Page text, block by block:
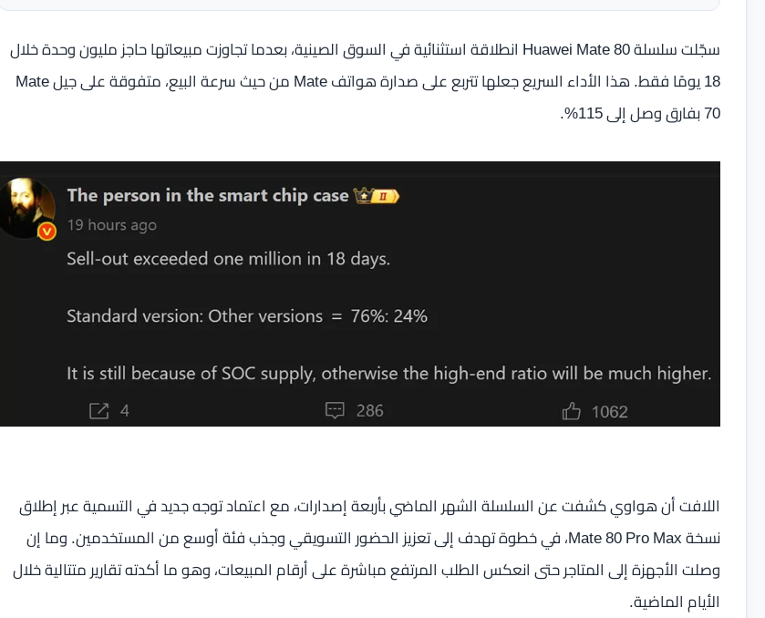
سجّلت سلسلة Huawei Mate 80 انطلاقة استثنائية في السوق الصينية، بعدما تجاوزت مبيعاتها حاجز مليون وحدة خلال
18 يومًا فقط. هذا الأداء السريع جعلها تتربع على صدارة هواتف Mate من حيث سرعة البيع، متفوقة على جيل Mate
70 بفارق وصل إلى 115%.
اللافت أن هواوي كشفت عن السلسلة الشهر الماضي بأربعة إصدارات، مع اعتماد توجه جديد في التسمية عبر إطلاق
نسخة Mate 80 Pro Max، في خطوة تهدف إلى تعزيز الحضور التسويقي وجذب فئة أوسع من المستخدمين. وما إن
وصلت الأجهزة إلى المتاجر حتى انعكس الطلب المرتفع مباشرة على أرقام المبيعات، وهو ما أكدته تقارير متتالية خلال
الأيام الماضية.